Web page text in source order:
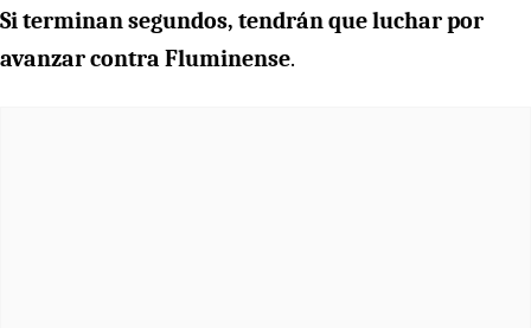
Si terminan segundos, tendrán que luchar por
avanzar contra Fluminense.